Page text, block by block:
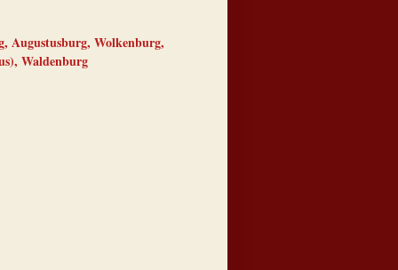
Augustusburg, Wolkenburg,
Waldenburg